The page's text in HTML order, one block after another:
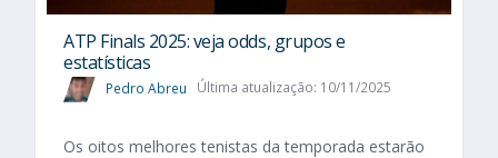
ATP Finals 2025: veja odds, grupos e
estatísticas
Pedro Abreu Última atualização: 10/11/2025
Os oitos melhores tenistas da temporada estarão